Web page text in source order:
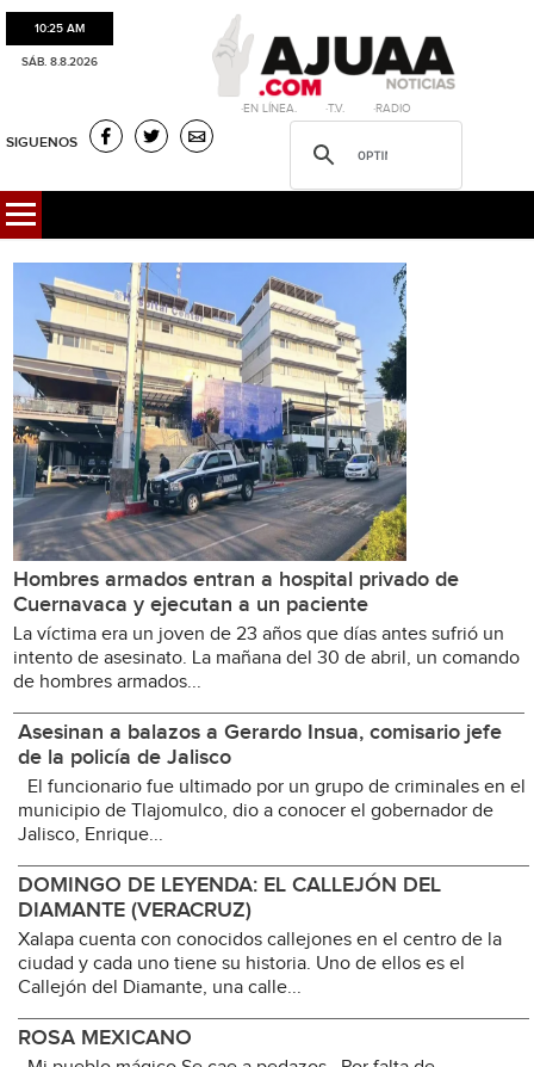
10:25 AM
SÁB. 8.8.2026
·EN LÍNEA. ·T.V. ·RADIO
SIGUENOS
Hombres armados entran a hospital privado de
Cuernavaca y ejecutan a un paciente
La víctima era un joven de 23 años que días antes sufrió un
intento de asesinato. La mañana del 30 de abril, un comando
de hombres armados...
Asesinan a balazos a Gerardo Insua, comisario jefe
de la policía de Jalisco
El funcionario fue ultimado por un grupo de criminales en el
municipio de Tlajomulco, dio a conocer el gobernador de
Jalisco, Enrique...
DOMINGO DE LEYENDA: EL CALLEJÓN DEL
DIAMANTE (VERACRUZ)
Xalapa cuenta con conocidos callejones en el centro de la
ciudad y cada uno tiene su historia. Uno de ellos es el
Callejón del Diamante, una calle...
ROSA MEXICANO